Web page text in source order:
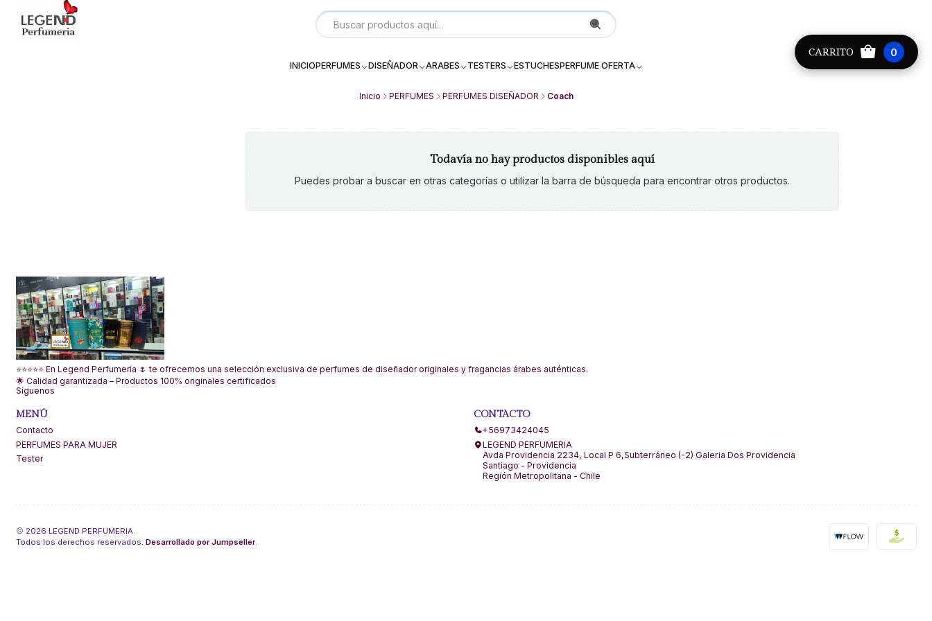
CARRITO 0
INICIOPERFUMES DISEÑADOR ARABES TESTERS ESTUCHESPERFUME OFERTA
Avda Providencia 2234, Local P 6, Subterraneo (--2) Galeria Dos Providencia Santiago - Providencia +56 9 8881 9171
Inicio PERFUMES PERFUMES DISEÑADOR Coach
Todavía no hay productos disponibles aquí
Puedes probar a buscar en otras categorías o utilizar la barra de búsqueda para encontrar otros productos.
⭐⭐⭐⭐⭐ En Legend Perfumería 🌷 te ofrecemos una selección exclusiva de perfumes de diseñador originales y fragancias árabes auténticas.
🌟 Calidad garantizada – Productos 100% originales certificados
Síguenos
MENÚ
Contacto
PERFUMES PARA MUJER
Tester
CONTACTO
+56973424045
LEGEND PERFUMERIA
Avda Providencia 2234, Local P 6,Subterráneo (-2) Galeria Dos Providencia
Santiago - Providencia
Región Metropolitana - Chile
2026 LEGEND PERFUMERIA.
Todos los derechos reservados. Desarrollado por Jumpseller.